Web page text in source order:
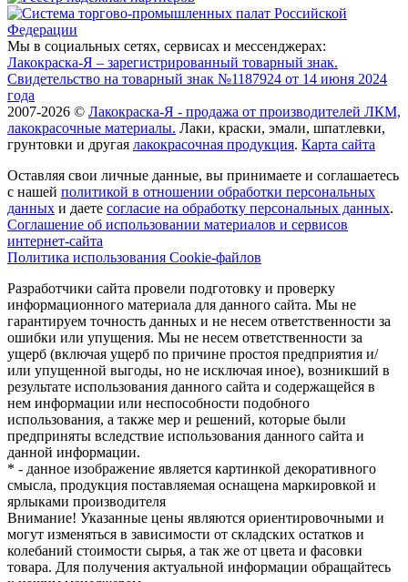
Мы в социальных сетях, сервисах и мессенджерах:
Лакокраска-Я – зарегистрированный товарный знак.
Свидетельство на товарный знак №1187924 от 14 июня 2024
года
2007-2026 © Лакокраска-Я - продажа от производителей ЛКМ,
лакокрасочные материалы. Лаки, краски, эмали, шпатлевки,
грунтовки и другая лакокрасочная продукция. Карта сайта
Оставляя свои личные данные, вы принимаете и соглашаетесь
с нашей политикой в отношении обработки персональных
данных и даете cогласие на обработку персональных данных.
Соглашение об использовании материалов и сервисов
интернет-сайта
Политика использования Cookie-файлов
Разработчики сайта провели подготовку и проверку
информационного материала для данного сайта. Мы не
гарантируем точность данных и не несем ответственности за
ошибки или упущения. Мы не несем ответственности за
ущерб (включая ущерб по причине простоя предприятия и/
или упущенной выгоды, но не исключая иное), возникший в
результате использования данного сайта и содержащейся в
нем информации или неспособности подобного
использования, а также мер и решений, которые были
предприняты вследствие использования данного сайта и
данной информации.
* - данное изображение является картинкой декоративного
смысла, продукция поставляемая оснащена маркировкой и
ярлыками производителя
Внимание! Указанные цены являются ориентировочными и
могут изменяться в зависимости от складских остатков и
колебаний стоимости сырья, а так же от цвета и фасовки
товара. Для получения актуальной информации обращайтесь